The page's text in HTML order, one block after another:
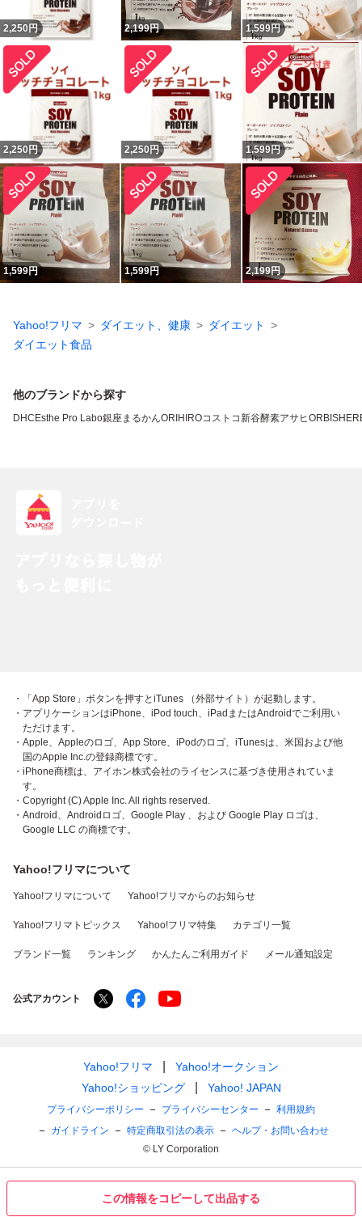
この情報をコピーして出品する
2,250 円 2,199円 1,599円
2,250 円 2,250 円 1,599円
1,599円 1,599円 2,199円
Yahoo!フリマ ダイエット、健康
ダイエット
ダイエット食品
他のブランドから探す
DHC Esthe Pro Labo銀座まるかんORIHIROコストコ新谷酵素アサヒORBIS
・「App Store」ボタンを押すとiTunes （外部サイト）が起動します。
・アプリケーションはiPhone、iPod touch、iPadまたはAndroidでご利用い
ただけます。
・Apple、Appleのロゴ、App Store、iPodのロゴ、iTunesは、米国および他
国のApple Inc.の登録商標です。
・iPhone商標は、アイホン株式会社のライセンスに基づき使用されていま
す。
・Copyright (C) Apple Inc. All rights reserved.
・Android、Androidロゴ、Google Play 、および Google Play ロゴは、
Google LLC の商標です。
Yahoo!フリマについて
Yahoo!フリマについて Yahoo!フリマからのお知らせ
Yahoo!フリマトピックス Yahoo!フリマ特集 カテゴリ一覧
ブランド一覧 ランキング かんたんご利用ガイド メール通知設定
公式アカウント
Yahoo!フリマ
Yahoo!オークション
Yahoo!ショッピング
Yahoo! JAPAN
プライバシーポリシー プライバシーセンター
利用規約
ガイドライン
特定商取引法の表示
ヘルプ・お問い合わせ
© LY Corporation